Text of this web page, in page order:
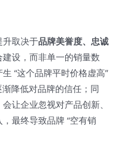
升取决于品牌美誉度、忠诚
设，而非单一的销量数
“这个品牌平时价格虚高”
降低对品牌的信任；同
让企业忽视对产品创新、
最终导致品牌 “空有销